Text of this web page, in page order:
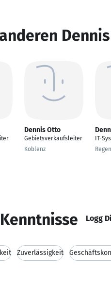
Dennis Otto
Gebietsverkaufsleiter
Koblenz
IT-
Logg
Zuverlässigkeit